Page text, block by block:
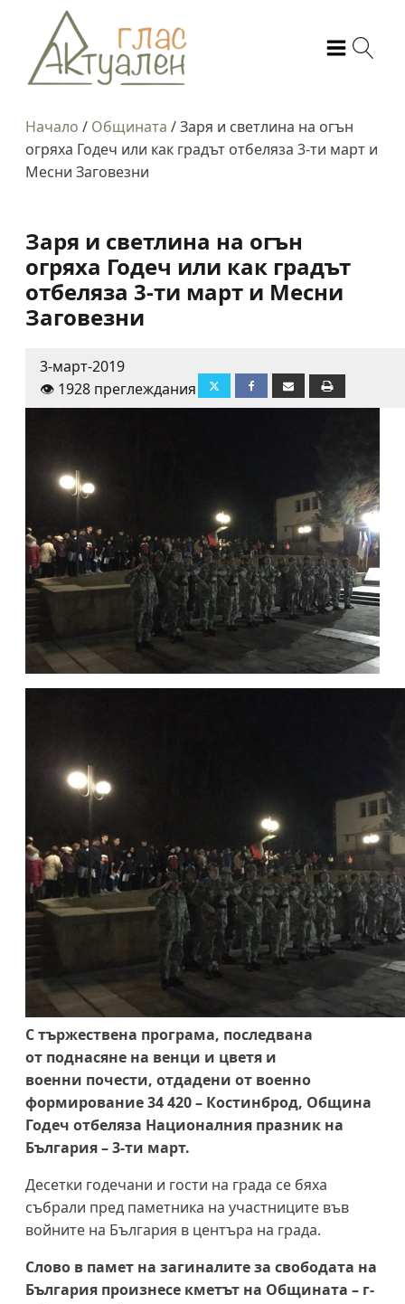
Начало / Общината /Заря и светлина на огън
огряха Годеч или как градът отбеляза 3-ти март и
Месни Заговезни
Заря и светлина на огън
огряха Годеч или как градът
отбеляза 3-ти март и Месни
Заговезни
3-март-2019
👁️ 1928 преглеждания
С тържествена програма, последвана
от поднасяне на венци и цветя и
военни почести, отдадени от военно
формирование 34 420 – Костинброд, Община
Годеч отбеляза Националния празник на
България – 3-ти март.
Десетки годечани и гости на града се бяха
събрали пред паметника на участниците във
войните на България в центъра на града.
Слово в памет на загиналите за свободата на
България произнесе кметът на Общината – г-